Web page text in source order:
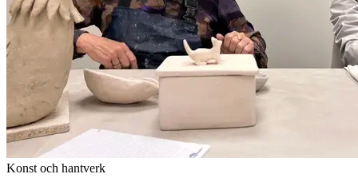
Konst och hantverk